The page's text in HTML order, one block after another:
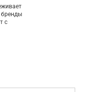
бренды
с